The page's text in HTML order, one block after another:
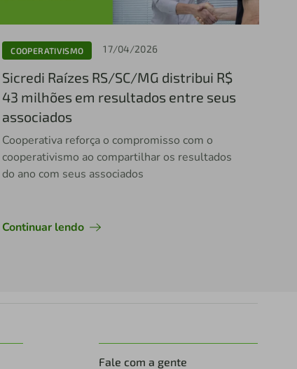
COOPERATIVISMO 17/04/2026
Sicredi Raízes RS/SC/MG distribui R$
43 milhões em resultados entre seus
associados
Cooperativa reforça o compromisso com o
cooperativismo ao compartilhar os resultados
do ano com seus associados
Continuar lendo
Fale com a gente